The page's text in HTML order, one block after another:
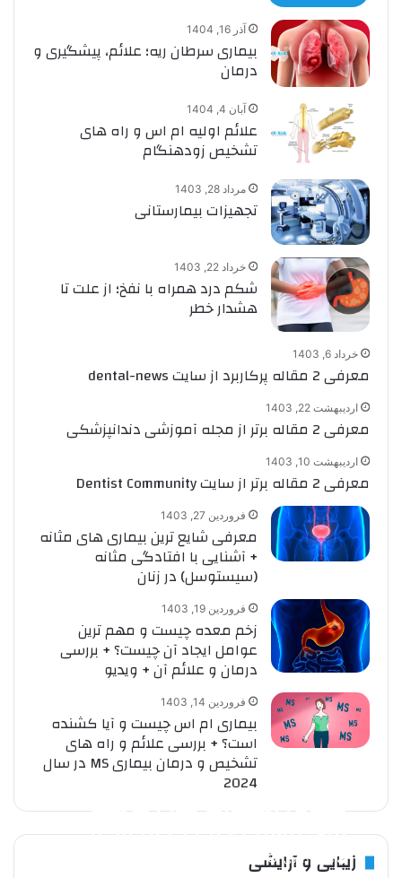
آذر 16, 1404
بیماری سرطان ریه؛ علائم، پیشگیری و
درمان
آبان 4, 1404
علائم اولیه ام اس و راه های
تشخیص زودهنگام
مرداد 28, 1403
تجهیزات بیمارستانی
خرداد 22, 1403
شکم درد همراه با نفخ؛ از علت تا
هشدار خطر
خرداد 6, 1403
معرفی 2 مقاله پرکاربرد از سایت dental-news
اردیبهشت 22, 1403
معرفی 2 مقاله برتر از مجله آموزشی دندانپزشکی
اردیبهشت 10, 1403
معرفی 2 مقاله برتر از سایت Dentist Community
فروردین 27, 1403
معرفی شایع ترین بیماری های مثانه
+ آشنایی با افتادگی مثانه
(سیستوسل) در زنان
فروردین 19, 1403
زخم معده چیست و مهم ترین
عوامل ایجاد آن چیست؟ + بررسی
درمان و علائم آن + ویدیو
فروردین 14, 1403
بیماری ام اس چیست و آیا کشنده
است؟ + بررسی علائم و راه های
تشخیص و درمان بیماری MS در سال
2024
زیبایی و آرایشی
بهترین اسکراپ های پوست
برای پوست چرب کدام اند و
چگونه چربی اضافه و جوش را
داوود داودی اسفند 4, 1404